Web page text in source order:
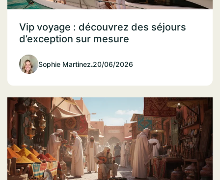
Vip voyage : découvrez des séjours
d’exception sur mesure
Sophie Martinez.20/06/2026